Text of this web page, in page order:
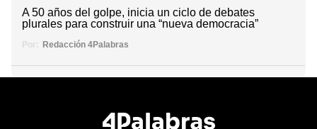
A 50 años del golpe, inicia un ciclo de debates
plurales para construir una “nueva democracia”
Por: Redacción 4Palabras